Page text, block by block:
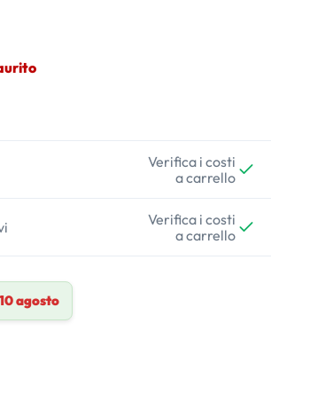
Verifica i costi
a carrello
Verifica i costi
a carrello
agosto